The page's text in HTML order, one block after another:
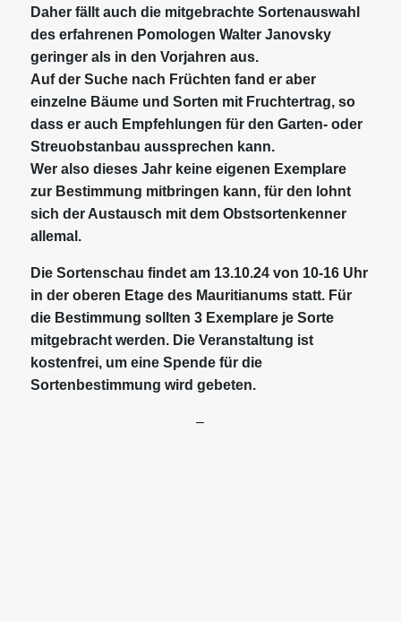
Daher fällt auch die mitgebrachte Sortenauswahl
des erfahrenen Pomologen Walter Janovsky
geringer als in den Vorjahren aus.
Auf der Suche nach Früchten fand er aber
einzelne Bäume und Sorten mit Fruchtertrag, so
dass er auch Empfehlungen für den Garten- oder
Streuobstanbau aussprechen kann.
Wer also dieses Jahr keine eigenen Exemplare
zur Bestimmung mitbringen kann, für den lohnt
sich der Austausch mit dem Obstsortenkenner
allemal.
Die Sortenschau findet am 13.10.24 von 10-16 Uhr
in der oberen Etage des Mauritianums statt. Für
die Bestimmung sollten 3 Exemplare je Sorte
mitgebracht werden. Die Veranstaltung ist
kostenfrei, um eine Spende für die
Sortenbestimmung wird gebeten.
–